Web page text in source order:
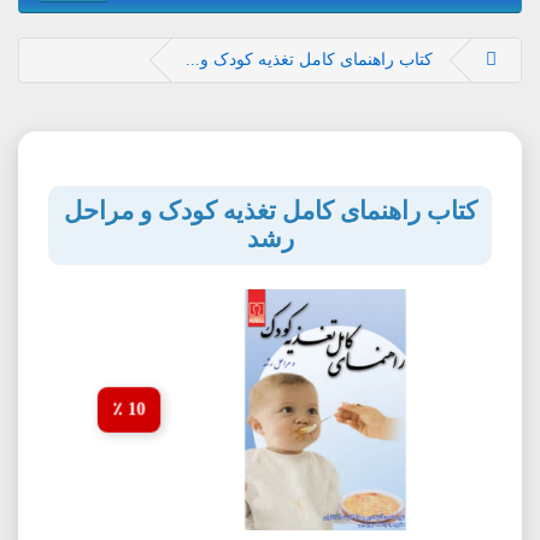
کتاب راهنمای کامل تغذیه کودک و...
کتاب راهنمای کامل تغذیه کودک و مراحل
رشد
10 ٪